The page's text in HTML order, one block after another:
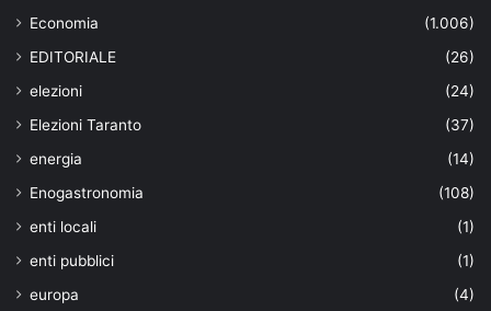
Economia
(1.006)
EDITORIALE
(26)
elezioni
(24)
Elezioni Taranto
(37)
energia
(14)
Enogastronomia
(108)
enti locali
(1)
enti pubblici
(1)
europa
(4)